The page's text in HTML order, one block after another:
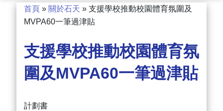
首頁 » 關於石天 » 支援學校推動校園體育氛圍及
MVPA60一筆過津貼
支援學校推動校園體育氛
圍及MVPA60一筆過津貼
計劃書